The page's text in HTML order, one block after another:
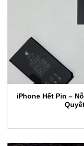
iPhone Hết Pin –